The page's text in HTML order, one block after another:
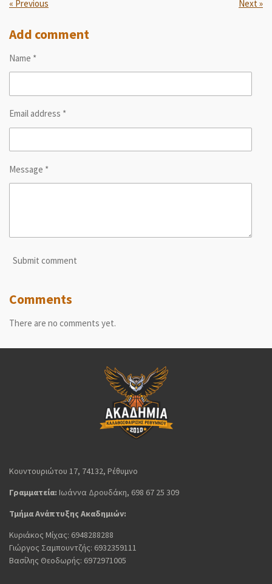
« Previous Next »
Add comment
Name *
Email address *
Message *
Submit comment
Comments
There are no comments yet.
Κουντουριώτου 17, 74132, Ρέθυμνο
Γραμματεία: Ιωάννα Δρουδάκη, 698 67 25 309
Τμήμα Ανάπτυξης Ακαδημιών:
Κυριάκος Μίχας: 6948288288
Γιώργος Σαμπουντζής: 6932359111
Βασίλης Θεοδωρής: 6972971005